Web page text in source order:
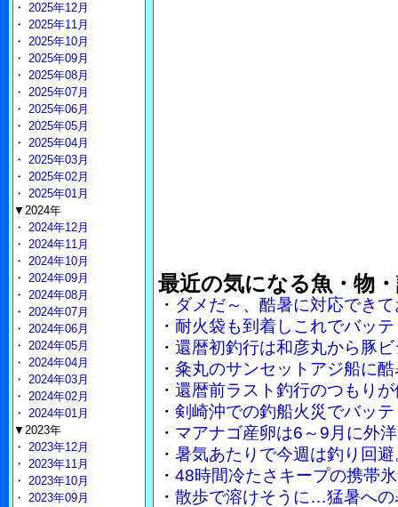
最近の気になる魚・物
・ ダメだ～、酷暑に対応でき
・ 耐火袋も到着しこれでバッ
・ 還暦初釣行は和彦丸から豚
・ 粂丸のサンセットアジ船に
・ 還暦前ラスト釣行のつもり
・ 剣崎沖での釣船火災でバッ
・ マアナゴ産卵は6～9月に外
・ 暑気あたりで今週は釣り回
・ 48時間冷たさキープの携帯
・ 散歩で溶けそうに…猛暑へ
・ 2025年12月
・ 2025年11月
・ 2025年10月
・ 2025年09月
・ 2025年08月
・ 2025年07月
・ 2025年06月
・ 2025年05月
・ 2025年04月
・ 2025年03月
・ 2025年02月
・ 2025年01月
▼2024年
・ 2024年12月
・ 2024年11月
・ 2024年10月
・ 2024年09月
・ 2024年08月
・ 2024年07月
・ 2024年06月
・ 2024年05月
・ 2024年04月
・ 2024年03月
・ 2024年02月
・ 2024年01月
▼2023年
・ 2023年12月
・ 2023年11月
・ 2023年10月
・ 2023年09月